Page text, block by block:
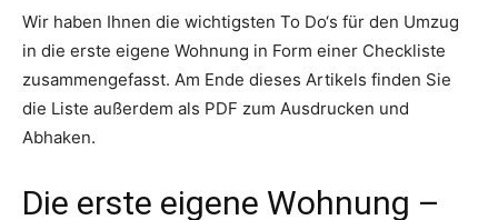
Wir haben Ihnen die wichtigsten To Do‘s für den Umzug
in die erste eigene Wohnung in Form einer Checkliste
zusammengefasst. Am Ende dieses Artikels finden Sie
die Liste außerdem als PDF zum Ausdrucken und
Abhaken.
Die erste eigene Wohnung –